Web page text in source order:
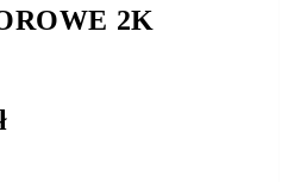
2K
Zakres